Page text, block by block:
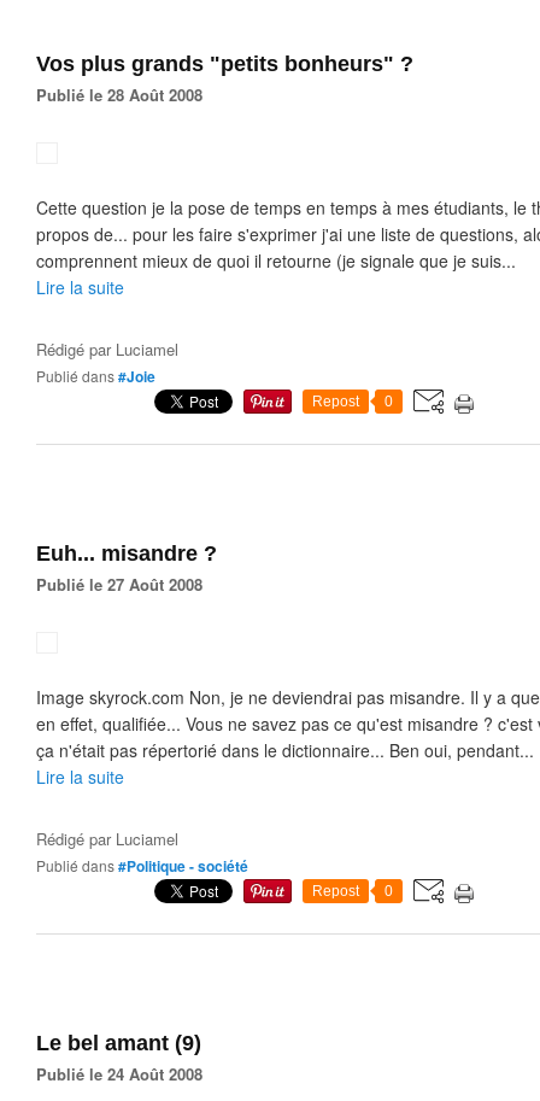
Vos plus grands "petits bonheurs" ?
Publié le 28 Août 2008
Cette question je la pose de temps en temps à mes étudiants, le
propos de... pour les faire s'exprimer j'ai une liste de questions,
comprennent mieux de quoi il retourne (je signale que je suis...
Lire la suite
Rédigé par Luciamel
Publié dans#Joie
Repost 0
Euh... misandre ?
Publié le 27 Août 2008
Image skyrock.com Non, je ne deviendrai pas misandre. Il y a
en effet, qualifiée... Vous ne savez pas ce qu'est misandre ?
ça n'était pas répertorié dans le dictionnaire... Ben oui, pendant...
Lire la suite
Rédigé par Luciamel
Publié dans#Politique - société
Repost 0
Le bel amant (9)
Publié le 24 Août 2008